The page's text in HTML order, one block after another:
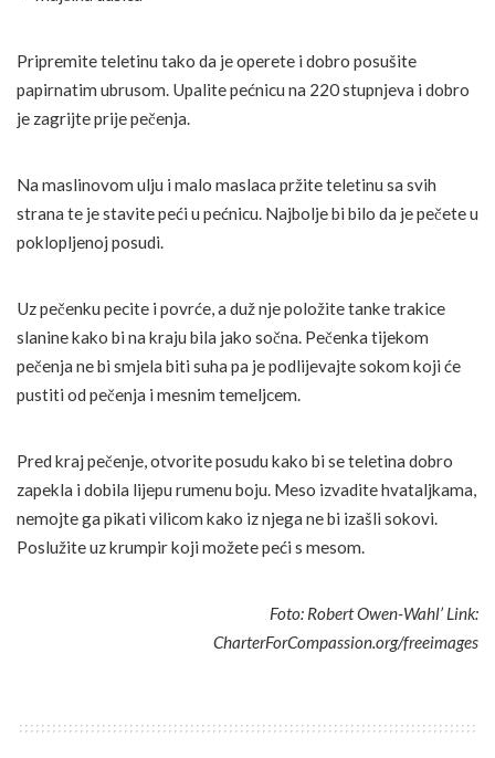
Pripremite teletinu tako da je operete i dobro posušite
papirnatim ubrusom. Upalite pećnicu na 220 stupnjeva i dobro
je zagrijte prije pečenja.
Na maslinovom ulju i malo maslaca pržite teletinu sa svih
strana te je stavite peći u pećnicu. Najbolje bi bilo da je pečete u
poklopljenoj posudi.
Uz pečenku pecite i povrće, a duž nje položite tanke trakice
slanine kako bi na kraju bila jako sočna. Pečenka tijekom
pečenja ne bi smjela biti suha pa je podlijevajte sokom koji će
pustiti od pečenja i mesnim temeljcem.
Pred kraj pečenje, otvorite posudu kako bi se teletina dobro
zapekla i dobila lijepu rumenu boju. Meso izvadite hvataljkama,
nemojte ga pikati vilicom kako iz njega ne bi izašli sokovi.
Poslužite uz krumpir koji možete peći s mesom.
Foto: Robert Owen-Wahl’ Link:
CharterForCompassion.org/freeimages